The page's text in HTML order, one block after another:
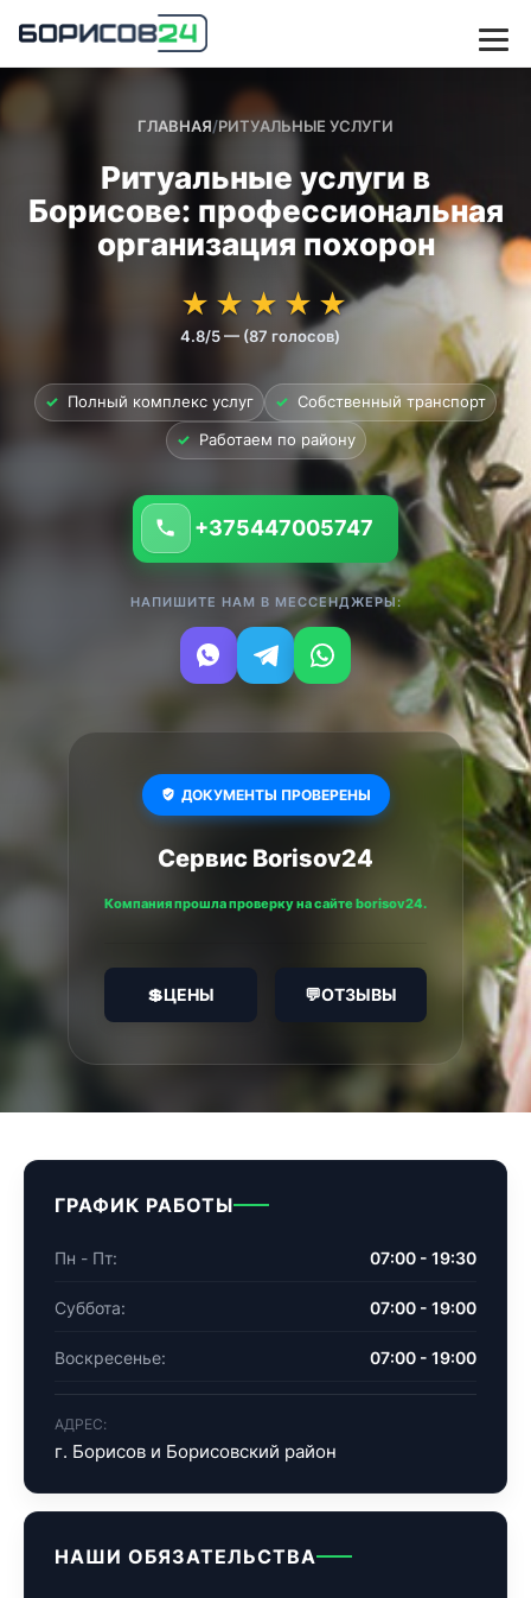
ГЛАВНАЯ/РИТУАЛЬНЫЕ УСЛУГИ
Ритуальные услуги в
Борисове: профессиональная
организация похорон
★★★★★
★★★★★
★ ★ ★ ★ ★
4.8/5 — (87 голосов)
✓ Полный комплекс услуг ✓ Собственный транспорт
✓ Работаем по району
+375447005747
НАПИШИТЕ НАМ В МЕССЕНДЖЕРЫ:
ДОКУМЕНТЫ ПРОВЕРЕНЫ
Сервис Borisov24
Компания прошла проверку на сайте borisov24.
💲ЦЕНЫ 💬ОТЗЫВЫ
ГРАФИК РАБОТЫ
Пн - Пт: 07:00 - 19:30
Суббота: 07:00 - 19:00
Воскресенье: 07:00 - 19:00
АДРЕС:
г. Борисов и Борисовский район
НАШИ ОБЯЗАТЕЛЬСТВА